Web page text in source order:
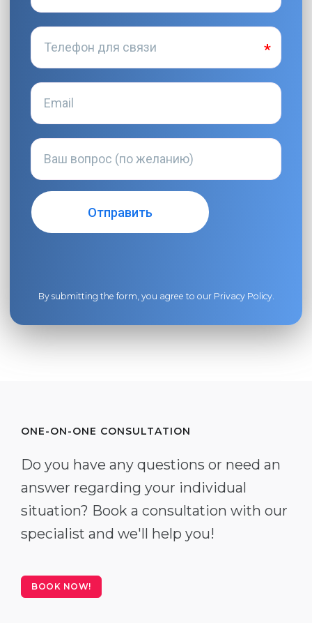
By submitting the form, you agree to our Privacy Policy.
ONE-ON-ONE CONSULTATION
Do you have any questions or need an
answer regarding your individual
situation? Book a consultation with our
specialist and we'll help you!
BOOK NOW!